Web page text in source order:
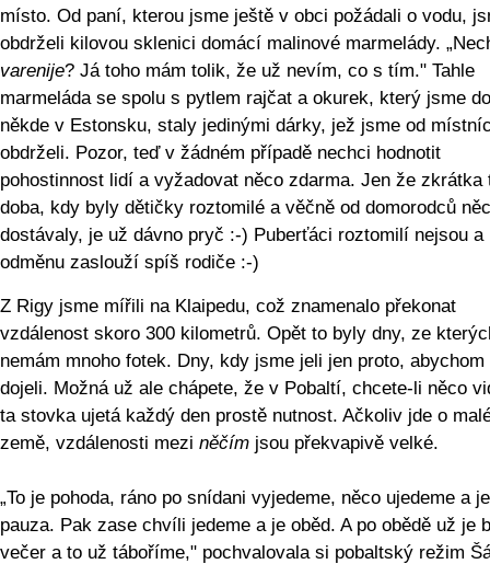
místo. Od paní, kterou jsme ještě v obci požádali o vodu,
obdrželi kilovou sklenici domácí malinové marmelády.
varenije? Já toho mám tolik, že už nevím, co s tím." Tahle
marmeláda se spolu s pytlem rajčat a okurek, který jsme
někde v Estonsku, staly jedinými dárky, jež jsme od
obdrželi. Pozor, teď v žádném případě nechci hodnotit
pohostinnost lidí a vyžadovat něco zdarma. Jen že zkrátka
doba, kdy byly dětičky roztomilé a věčně od domorodců
dostávaly, je už dávno pryč :-) Puberťáci roztomilí nejsou a
odměnu zaslouží spíš rodiče :-)
Z Rigy jsme mířili na Klaipedu, což znamenalo překonat
vzdálenost skoro 300 kilometrů. Opět to byly dny, ze
nemám mnoho fotek. Dny, kdy jsme jeli jen proto, abychom
dojeli. Možná už ale chápete, že v Pobaltí, chcete-li něco
ta stovka ujetá každý den prostě nutnost. Ačkoliv jde o
země, vzdálenosti mezi něčím jsou překvapivě velké.
„To je pohoda, ráno po snídani vyjedeme, něco ujedeme a
pauza. Pak zase chvíli jedeme a je oběd. A po obědě už je
večer a to už táboříme," pochvalovala si pobaltský režim